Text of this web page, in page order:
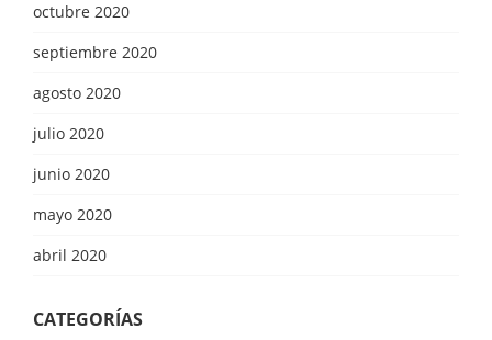
octubre 2020
septiembre 2020
agosto 2020
julio 2020
junio 2020
mayo 2020
abril 2020
CATEGORÍAS